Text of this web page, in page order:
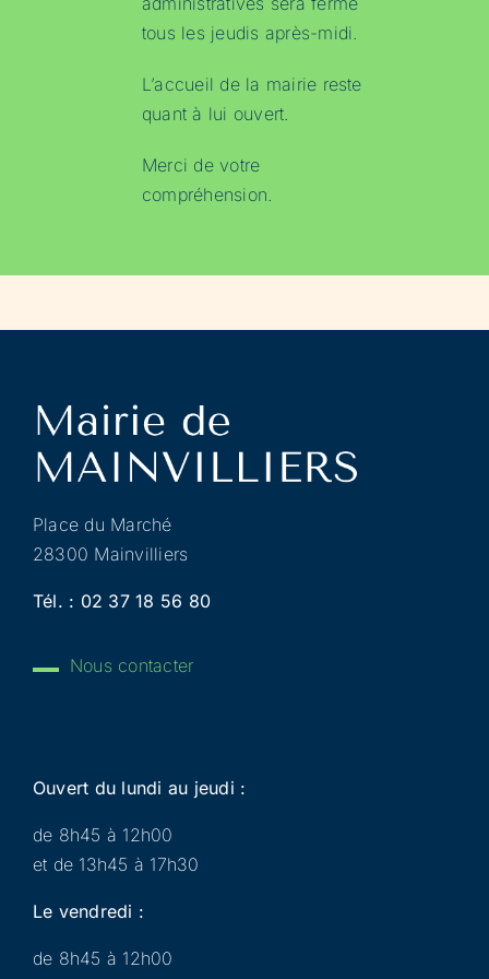
tous les jeudis après-midi.
L’accueil de la mairie reste
quant à lui ouvert.
Merci de votre
compréhension.
Place du Marché
28300 Mainvilliers
Tél. : 02 37 18 56 80
Nous contacter
Ouvert du lundi au jeudi :
de 8h45 à 12h00
et de 13h45 à 17h30
Le vendredi :
de 8h45 à 12h00